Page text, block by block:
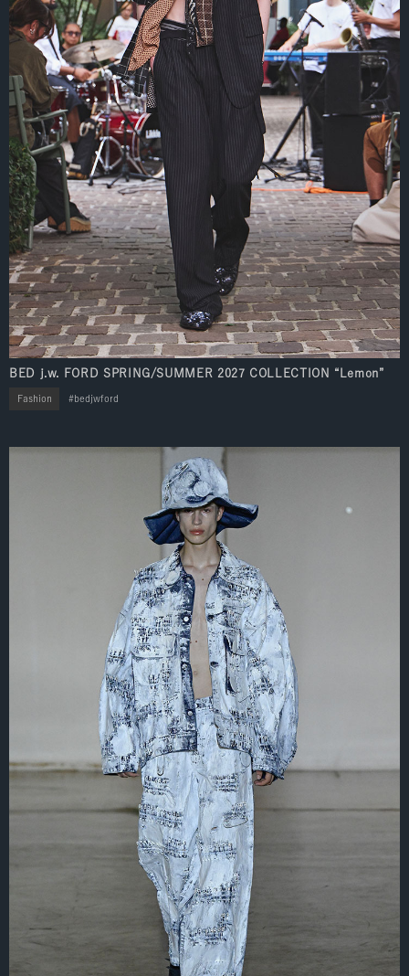
BED j.w. FORD SPRING/SUMMER 2027 COLLECTION “Lemon”
Fashion bedjwford